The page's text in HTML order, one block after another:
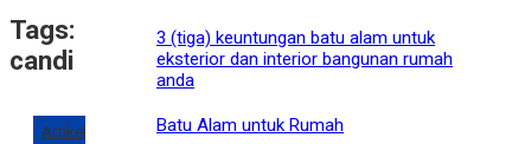
Tags:
candi
Artikel
3 (tiga) keuntungan batu alam untuk
eksterior dan interior bangunan rumah
anda
Batu Alam untuk Rumah